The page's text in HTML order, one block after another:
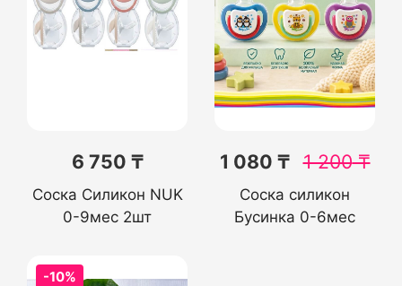
6 750 ₸
Соска Силикон NUK
0-9мес 2шт
1 080 ₸ 1 200₸
Соска силикон
Бусинка 0-6мес
-10%